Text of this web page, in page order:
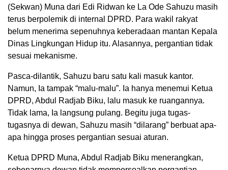
(Sekwan) Muna dari Edi Ridwan ke La Ode Sahuzu masih
terus berpolemik di internal DPRD. Para wakil rakyat
belum menerima sepenuhnya keberadaan mantan Kepala
Dinas Lingkungan Hidup itu. Alasannya, pergantian tidak
sesuai mekanisme.
Pasca-dilantik, Sahuzu baru satu kali masuk kantor.
Namun, Ia tampak “malu-malu”. Ia hanya menemui Ketua
DPRD, Abdul Radjab Biku, lalu masuk ke ruangannya.
Tidak lama, Ia langsung pulang. Begitu juga tugas-
tugasnya di dewan, Sahuzu masih “dilarang” berbuat apa-
apa hingga proses pergantian sesuai aturan.
Ketua DPRD Muna, Abdul Radjab Biku menerangkan,